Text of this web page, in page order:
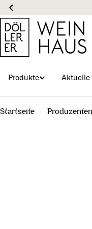
Zum
Inhalt
springen
Produkte Aktuelle
Startseite Produzenten